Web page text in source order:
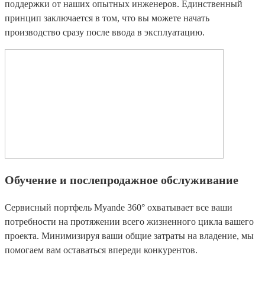
поддержки от наших опытных инженеров. Единственный
принцип заключается в том, что вы можете начать
производство сразу после ввода в эксплуатацию.
Обучение и послепродажное обслуживание
Сервисный портфель Myande 360° охватывает все ваши
потребности на протяжении всего жизненного цикла вашего
проекта. Минимизируя ваши общие затраты на владение, мы
помогаем вам оставаться впереди конкурентов.